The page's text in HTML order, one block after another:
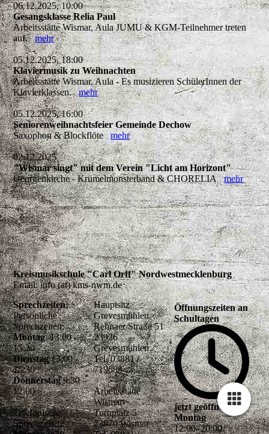
06.12.2025, 10:00
Gesangsklasse Relia Paul
Arbeitsstätte Wismar, Aula JUMU & KGM-Teilnehmer treten
auf.mehr
05.12.2025, 18:00
Klaviermusik zu Weihnachten
Arbeitsstätte Wismar, Aula - Es musizieren SchülerInnen der
Klavierklassen.mehr
05.12.2025, 16:00
Seniorenweihnachtsfeier Gemeinde Dechow
Saxophon & Blockflötemehr
02.12.2025
"Wismar singt" mit dem Verein "Licht am Horizont"
Georgenkirche - Krümelmonsterband & CHORELIAmehr
Kreismusikschule "Carl Orff" Nordwestmecklenburg
Email: info (at) kms-nwm.de
Sprechzeiten:
Persönliche
Sprechzeiten:
Montag13:00 -
15:30
Dienstag13:00 –
15:30
Donnerstag9:30 –
12.00
Telefonische
Sprechzeiten:
Hauptsitz
Grevesmühlen
Rehnaer Straße 51
23936
Grevesmühlen
Tel. 03881 /
719688
Arbeitsstätte
Wismar
Turnplatz 5
23970 Wismar
Öffnungszeiten an
Schultagen
jetzt geöffnet
Montag
12:00–20:00